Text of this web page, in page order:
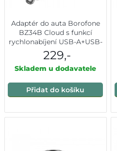
Adaptér do auta Borofone
BZ34B Cloud s funkcí
rychlonabíjení USB-A+USB-
C QC 3.0 PD 38W černý
229,-
Skladem u dodavatele
Přidat do košíku